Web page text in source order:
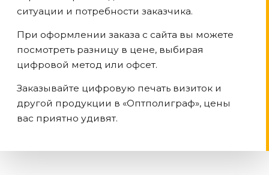
ситуации и потребности заказчика.
При оформлении заказа с сайта вы можете
посмотреть разницу в цене, выбирая
цифровой метод или офсет.
Заказывайте цифровую печать визиток и
другой продукции в «Оптполиграф», цены
вас приятно удивят.